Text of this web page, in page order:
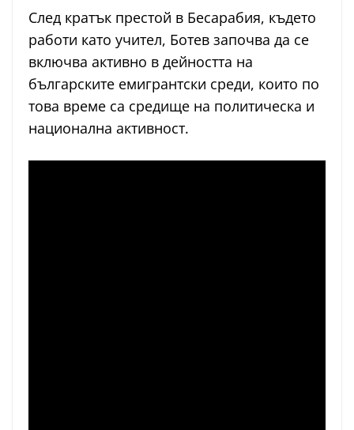
След кратък престой в Бесарабия, където
работи като учител, Ботев започва да се
включва активно в дейността на
българските емигрантски среди, които по
това време са средище на политическа и
национална активност.